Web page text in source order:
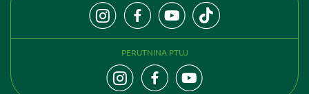
PERUTNINA PTUJ